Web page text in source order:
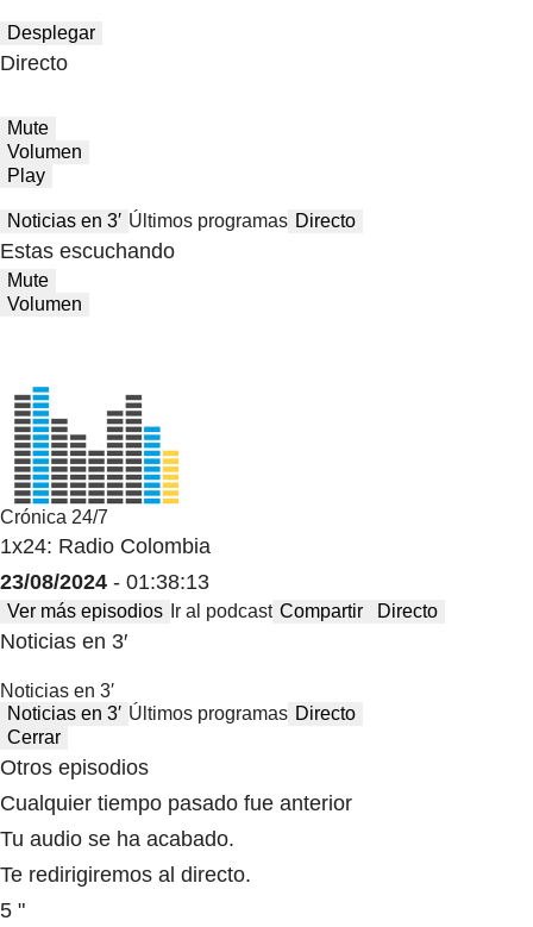
Desplegar
Directo
Mute
Volumen
Play
Noticias en 3′ Últimos programas Directo
Estas escuchando
Mute
Volumen
Crónica 24/7
1x24: Radio Colombia
23/08/2024 - 01:38:13
Ver más episodios Ir al podcast Compartir Directo
Noticias en 3′
Noticias en 3′
Noticias en 3′ Últimos programas Directo
Cerrar
Otros episodios
Cualquier tiempo pasado fue anterior
Tu audio se ha acabado.
Te redirigiremos al directo.
5 "